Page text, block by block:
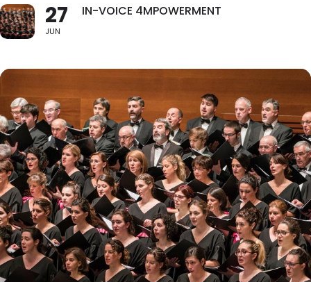
27
JUN
IN-VOICE 4MPOWERMENT